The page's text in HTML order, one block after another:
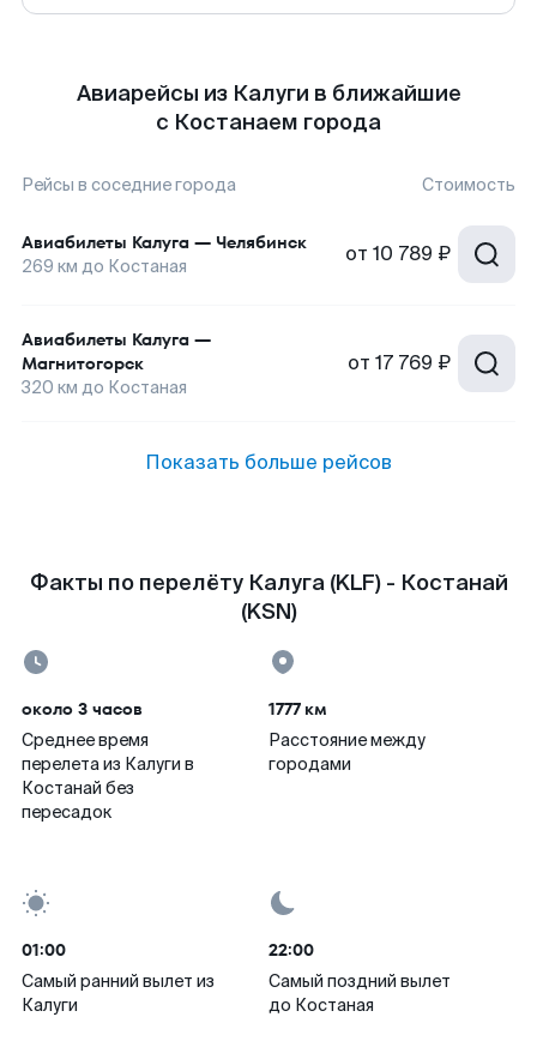
Авиарейсы из Калуги в ближайшие
с Костанаем города
Рейсы в соседние города Стоимость
Авиабилеты Калуга — Челябинск
269 км до Костаная от 10 789 ₽
Авиабилеты Калуга —
Магнитогорск
320 км до Костаная
от 17 769 ₽
Показать больше рейсов
Факты по перелёту Калуга (KLF) - Костанай
(KSN)
около 3 часов
Среднее время
перелета из Калуги в
Костанай без
пересадок
1777 км
Расстояние между
городами
01:00
Самый ранний вылет из
Калуги
22:00
Самый поздний вылет
до Костаная